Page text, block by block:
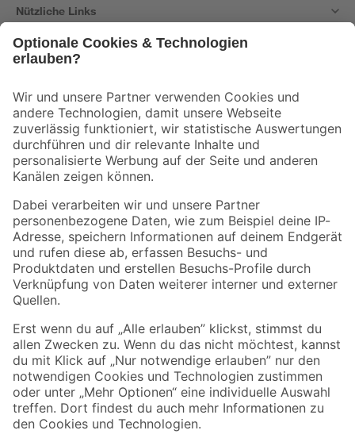
Nützliche Links
Der toom Newsletter: Keine Angebote und Aktionen mehr verpassen!
Zur Newsletter Anmeldung
Folge uns
Zahlungsarten Versandarten
Sicher einkaufen
Jetzt die toom-App herunterladen